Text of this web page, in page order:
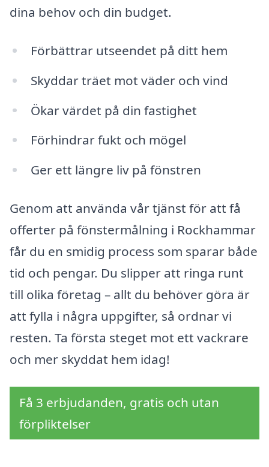
dina behov och din budget.
Förbättrar utseendet på ditt hem
Skyddar träet mot väder och vind
Ökar värdet på din fastighet
Förhindrar fukt och mögel
Ger ett längre liv på fönstren
Genom att använda vår tjänst för att få
offerter på fönstermålning i Rockhammar
får du en smidig process som sparar både
tid och pengar. Du slipper att ringa runt
till olika företag – allt du behöver göra är
att fylla i några uppgifter, så ordnar vi
resten. Ta första steget mot ett vackrare
och mer skyddat hem idag!
Få 3 erbjudanden, gratis och utan
förpliktelser